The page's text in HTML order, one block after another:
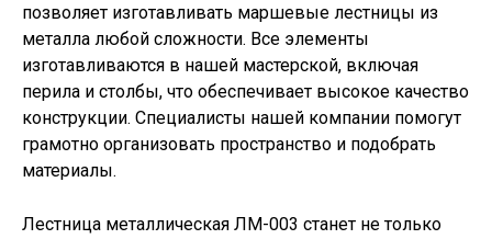
позволяет изготавливать маршевые лестницы из
металла любой сложности. Все элементы
изготавливаются в нашей мастерской, включая
перила и столбы, что обеспечивает высокое качество
конструкции. Специалисты нашей компании помогут
грамотно организовать пространство и подобрать
материалы.
Лестница металлическая ЛМ-003 станет не только